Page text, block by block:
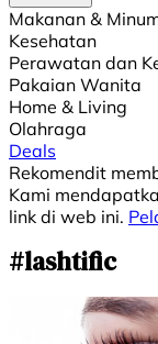
Makanan &
Kesehatan
Perawatan dan
Pakaian Wanita
Home & Living
Olahraga
Deals
Rekomendit
Kami
link di web ini.
#lashtific